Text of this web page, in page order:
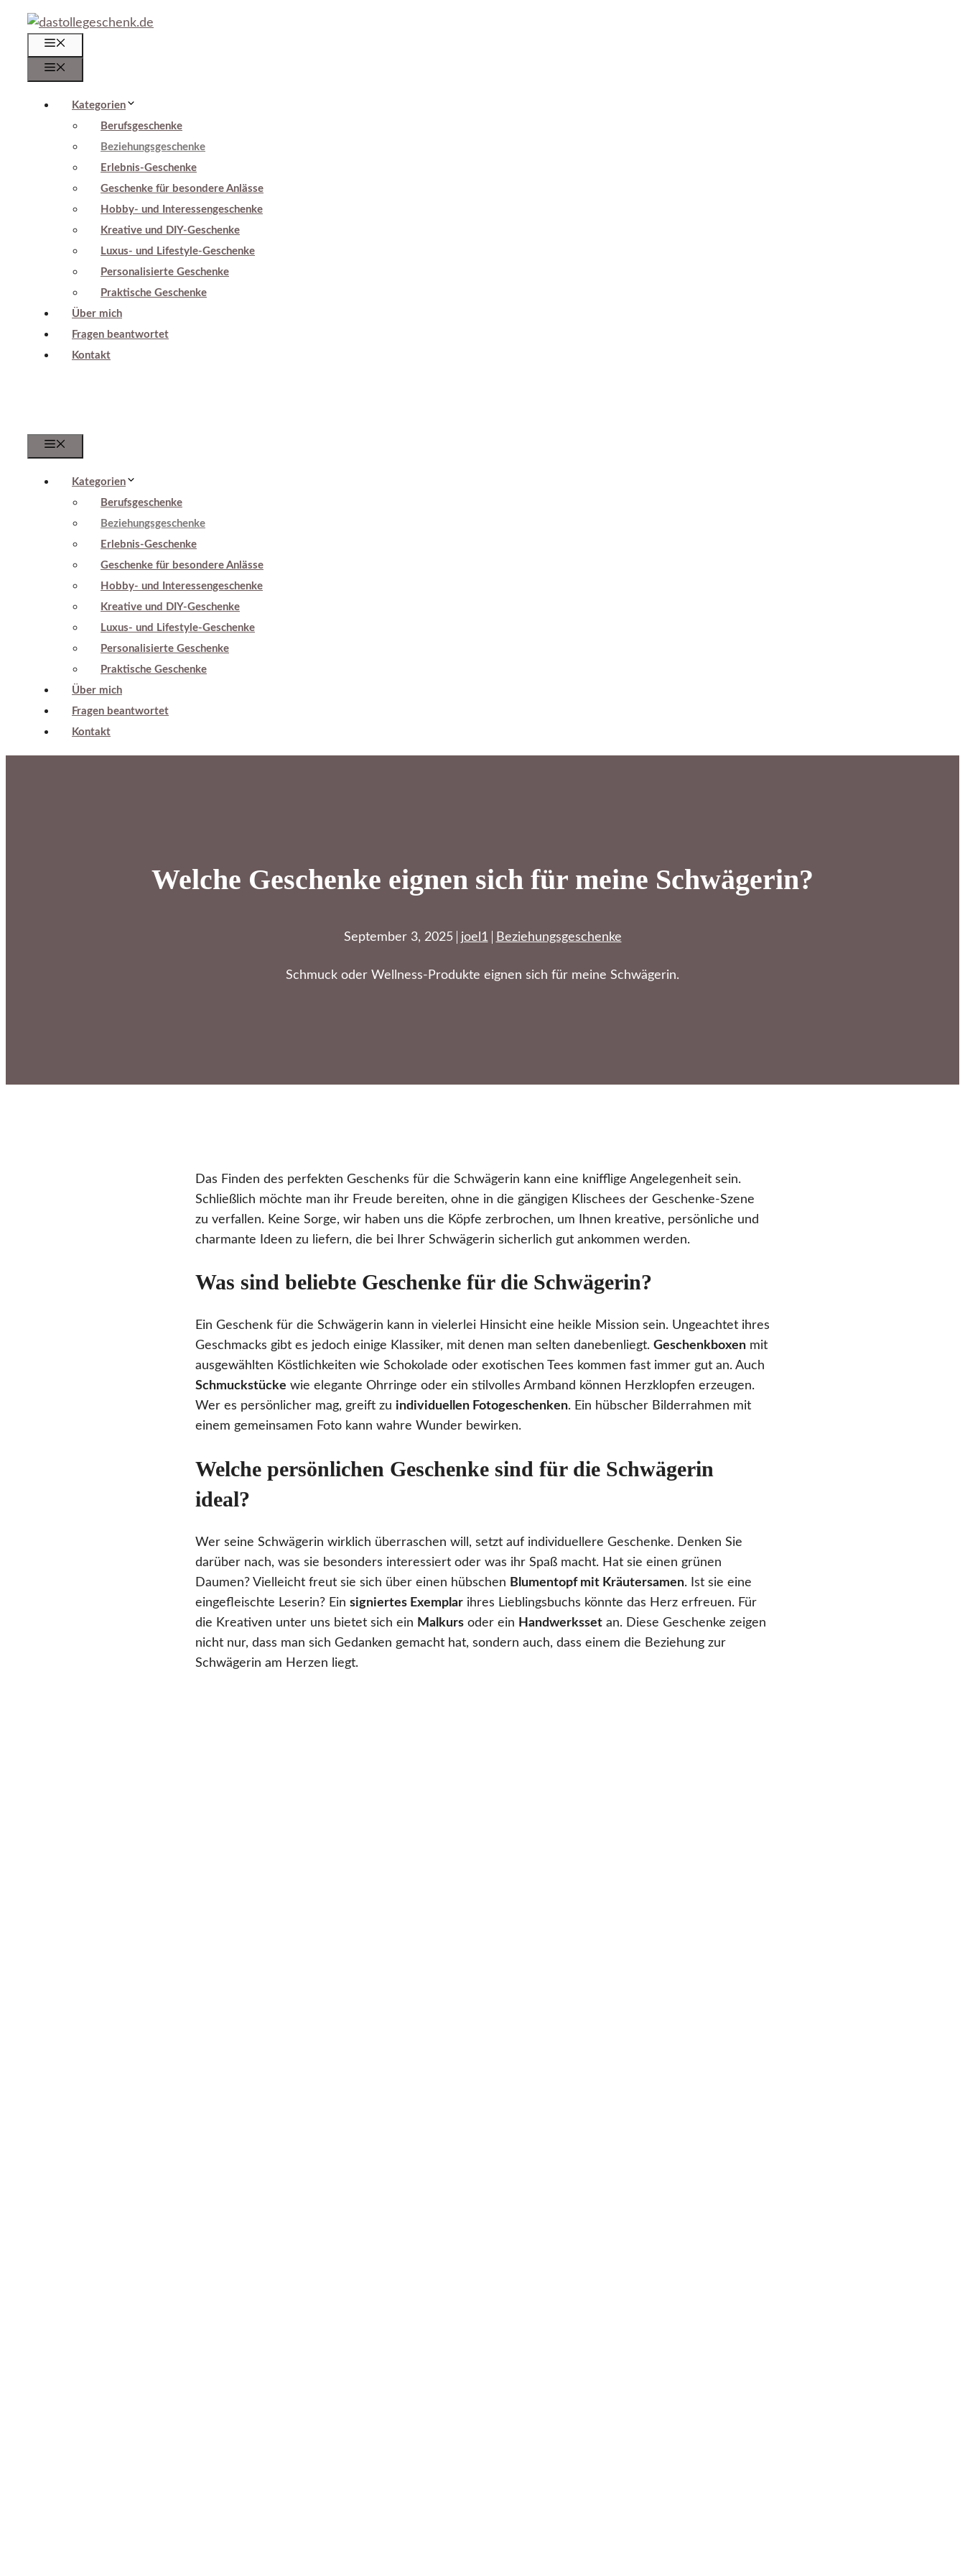
Zum
Inhalt
springen
Kategorien
Berufsgeschenke
Beziehungsgeschenke
Erlebnis-Geschenke
Geschenke für besondere Anlässe
Hobby- und Interessengeschenke
Kreative und DIY-Geschenke
Luxus- und Lifestyle-Geschenke
Personalisierte Geschenke
Praktische Geschenke
Über mich
Fragen beantwortet
Kontakt
Kategorien
Berufsgeschenke
Beziehungsgeschenke
Erlebnis-Geschenke
Geschenke für besondere Anlässe
Hobby- und Interessengeschenke
Kreative und DIY-Geschenke
Luxus- und Lifestyle-Geschenke
Personalisierte Geschenke
Praktische Geschenke
Über mich
Fragen beantwortet
Kontakt
Welche Geschenke eignen sich für meine Schwägerin?
September 3, 2025 joel1 Beziehungsgeschenke
Schmuck oder Wellness-Produkte eignen sich für meine Schwägerin.
Das Finden des perfekten Geschenks für die Schwägerin kann eine knifflige Angelegenheit sein.
Schließlich möchte man ihr Freude bereiten, ohne in die gängigen Klischees der Geschenke-Szene
zu verfallen. Keine Sorge, wir haben uns die Köpfe zerbrochen, um Ihnen kreative, persönliche und
charmante Ideen zu liefern, die bei Ihrer Schwägerin sicherlich gut ankommen werden.
Was sind beliebte Geschenke für die Schwägerin?
Ein Geschenk für die Schwägerin kann in vielerlei Hinsicht eine heikle Mission sein. Ungeachtet ihres
Geschmacks gibt es jedoch einige Klassiker, mit denen man selten danebenliegt. Geschenkboxen mit
ausgewählten Köstlichkeiten wie Schokolade oder exotischen Tees kommen fast immer gut an. Auch
Schmuckstücke wie elegante Ohrringe oder ein stilvolles Armband können Herzklopfen erzeugen.
Wer es persönlicher mag, greift zu individuellen Fotogeschenken. Ein hübscher Bilderrahmen mit
einem gemeinsamen Foto kann wahre Wunder bewirken.
Welche persönlichen Geschenke sind für die Schwägerin
ideal?
Wer seine Schwägerin wirklich überraschen will, setzt auf individuellere Geschenke. Denken Sie
darüber nach, was sie besonders interessiert oder was ihr Spaß macht. Hat sie einen grünen
Daumen? Vielleicht freut sie sich über einen hübschen Blumentopf mit Kräutersamen. Ist sie eine
eingefleischte Leserin? Ein signiertes Exemplar ihres Lieblingsbuchs könnte das Herz erfreuen. Für
die Kreativen unter uns bietet sich ein Malkurs oder ein Handwerksset an. Diese Geschenke zeigen
nicht nur, dass man sich Gedanken gemacht hat, sondern auch, dass einem die Beziehung zur
Schwägerin am Herzen liegt.